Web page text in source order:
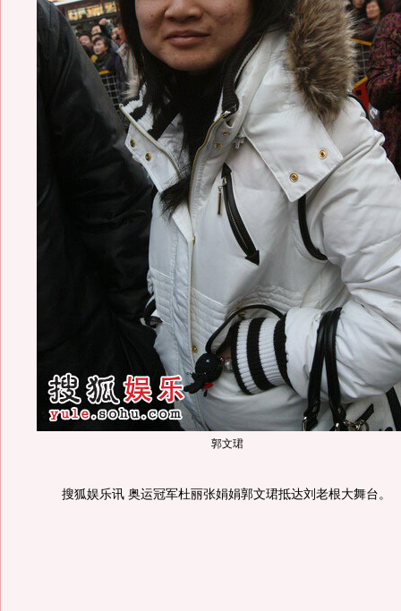
郭文珺
搜狐娱乐讯 奥运冠军杜丽张娟娟郭文珺抵达刘老根大舞台。